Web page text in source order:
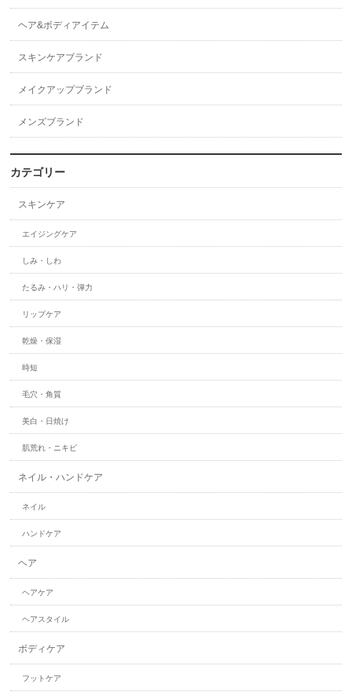
ヘア&ボディアイテム
スキンケアブランド
メイクアップブランド
メンズブランド
カテゴリー
スキンケア
エイジングケア
しみ・しわ
たるみ・ハリ・弾力
リップケア
乾燥・保湿
時短
毛穴・角質
美白・日焼け
肌荒れ・ニキビ
ネイル・ハンドケア
ネイル
ハンドケア
ヘア
ヘアケア
ヘアスタイル
ボディケア
フットケア